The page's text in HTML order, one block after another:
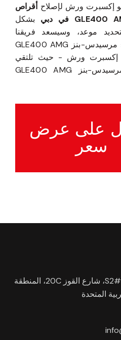
أقراص
بشكل
موعد، وسيسعد فريقنا
بمساعدتك. حافظ على أداء مرسيدس-بنز GLE400 AMG
إكسبرت ورش - حيث تلتقي
الخبرة بالتميز. تستحق مرسيدس-بنز GLE400 AMG
على عرض
سعر
أوتو إكسبرت ورش، مستودع #S2، شارع القوز 20C، المنطقة